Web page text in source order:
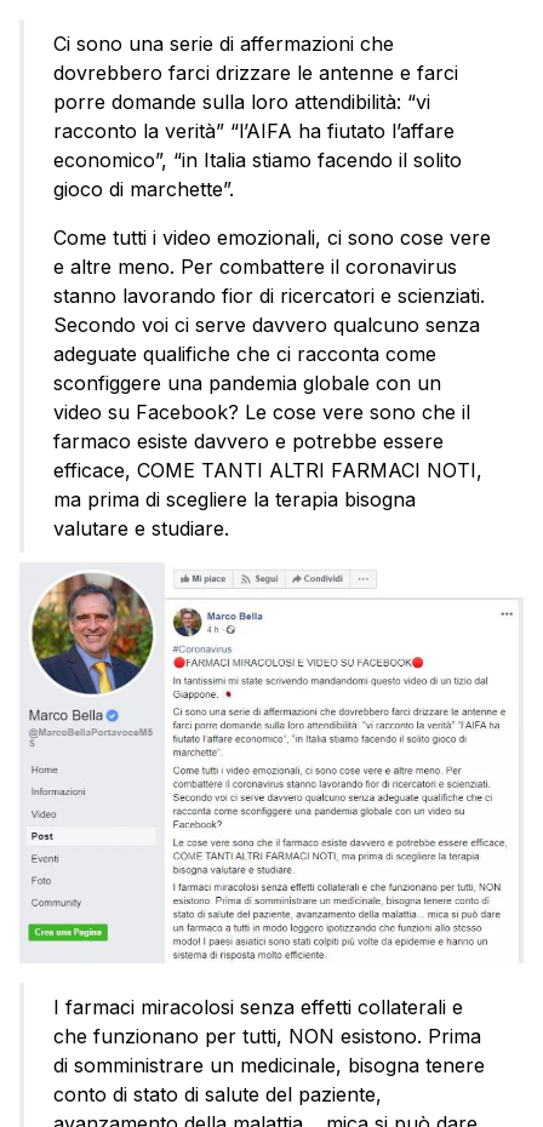
Ci sono una serie di affermazioni che
dovrebbero farci drizzare le antenne e farci
porre domande sulla loro attendibilità: “vi
racconto la verità” “l’AIFA ha fiutato l’affare
economico”, “in Italia stiamo facendo il solito
gioco di marchette”.
Come tutti i video emozionali, ci sono cose vere
e altre meno. Per combattere il coronavirus
stanno lavorando fior di ricercatori e scienziati.
Secondo voi ci serve davvero qualcuno senza
adeguate qualifiche che ci racconta come
sconfiggere una pandemia globale con un
video su Facebook? Le cose vere sono che il
farmaco esiste davvero e potrebbe essere
efficace, COME TANTI ALTRI FARMACI NOTI,
ma prima di scegliere la terapia bisogna
valutare e studiare.
I farmaci miracolosi senza effetti collaterali e
che funzionano per tutti, NON esistono. Prima
di somministrare un medicinale, bisogna tenere
conto di stato di salute del paziente,